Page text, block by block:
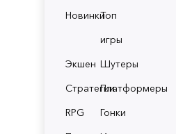
НовинкиТоп
игры
Экшен Шутеры
СтратегииПлатформеры
RPG
Гонки